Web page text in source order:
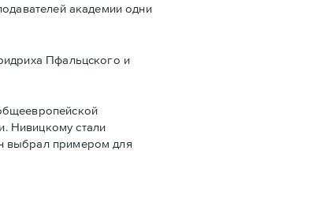
академии одни
Пфальцского и
Нивицкому стали
выбрал примером для